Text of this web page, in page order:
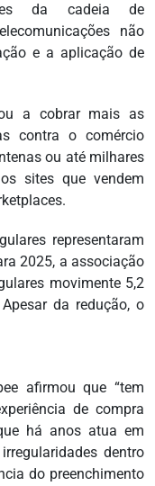
da cadeia de
não
e a aplicação de
a cobrar mais as
contra o comércio
ou até milhares
sites que vendem
representaram
2025, a associação
movimente 5,2
da redução, o
afirmou que “tem
de compra
há anos atua em
dentro
do preenchimento